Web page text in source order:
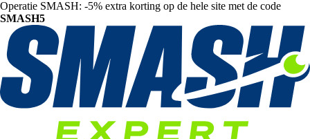
Operatie SMASH: -5% extra korting op de hele site met de code
SMASH5